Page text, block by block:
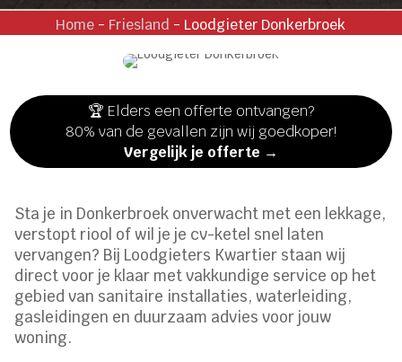
Home - Friesland - Loodgieter Donkerbroek
🏆 Elders een offerte ontvangen?
80% van de gevallen zijn wij goedkoper!
Vergelijk je offerte →
Sta je in Donkerbroek onverwacht met een lekkage,
verstopt riool of wil je je cv-ketel snel laten
vervangen? Bij Loodgieters Kwartier staan wij
direct voor je klaar met vakkundige service op het
gebied van sanitaire installaties, waterleiding,
gasleidingen en duurzaam advies voor jouw
woning.